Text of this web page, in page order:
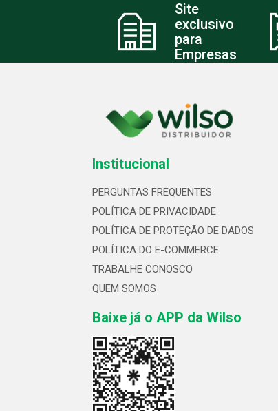
Site
exclusivo
para
Empresas
Institucional
PERGUNTAS FREQUENTES
POLÍTICA DE PRIVACIDADE
POLÍTICA DE PROTEÇÃO DE DADOS
POLÍTICA DO E-COMMERCE
TRABALHE CONOSCO
QUEM SOMOS
Baixe já o APP da Wilso